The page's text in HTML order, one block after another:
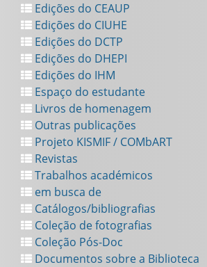
Edições do CEAUP
Edições do CIUHE
Edições do DCTP
Edições do DHEPI
Edições do IHM
Espaço do estudante
Livros de homenagem
Outras publicações
Projeto KISMIF / COMbART
Revistas
Trabalhos académicos
em busca de
Catálogos/bibliografias
Coleção de fotografias
Coleção Pós-Doc
Documentos sobre a Biblioteca